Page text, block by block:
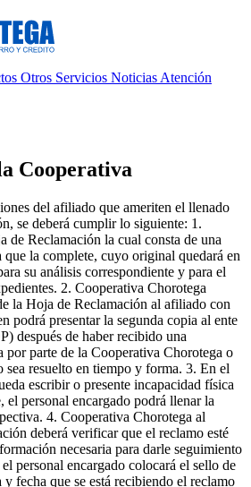
Otros Servicios Noticias Atención
Cooperativa
del afiliado que ameriten el llenado
se deberá cumplir lo siguiente: 1.
de Reclamación la cual consta de una
la complete, cuyo original quedará en
su análisis correspondiente y para el
2. Cooperativa Chorotega
la Hoja de Reclamación al afiliado con
podrá presentar la segunda copia al ente
después de haber recibido una
por parte de la Cooperativa Chorotega o
sea resuelto en tiempo y forma. 3. En el
escribir o presente incapacidad física
el personal encargado podrá llenar la
4. Cooperativa Chorotega al
deberá verificar que el reclamo esté
necesaria para darle seguimiento
personal encargado colocará el sello de
fecha que se está recibiendo el reclamo